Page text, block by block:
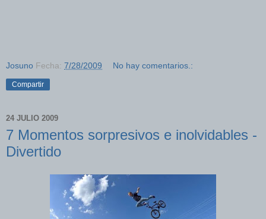
Josuno Fecha: 7/28/2009 No hay comentarios.:
Compartir
24 JULIO 2009
7 Momentos sorpresivos e inolvidables -
Divertido